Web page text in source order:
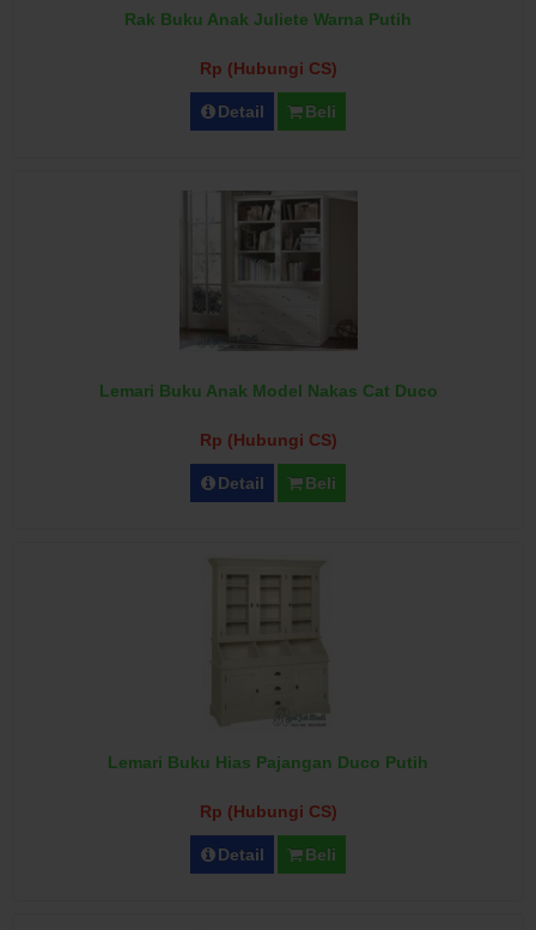
Rak Buku Anak Juliete Warna Putih
Rp (Hubungi CS)
Detail Beli
Lemari Buku Anak Model Nakas Cat Duco
Rp (Hubungi CS)
Detail Beli
Lemari Buku Hias Pajangan Duco Putih
Rp (Hubungi CS)
Detail Beli